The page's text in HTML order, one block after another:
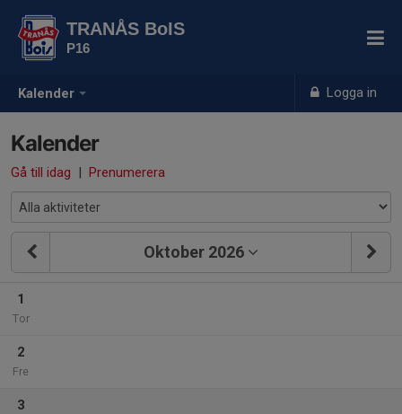
Kalender Logga in
TRANÅS BoIS
P16
Kalender
Gå till idag | Prenumerera
Oktober 2026
1
Tor
2
Fre
3